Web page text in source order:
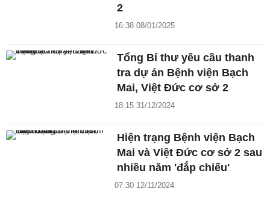
2
16:38 08/01/2025
Tổng Bí thư yêu cầu thanh
tra dự án Bệnh viện Bạch
Mai, Việt Đức cơ sở 2
18:15 31/12/2024
Hiện trạng Bệnh viện Bạch
Mai và Việt Đức cơ sở 2 sau
nhiều năm 'đắp chiếu'
07:30 12/11/2024